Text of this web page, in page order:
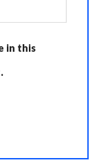
in this